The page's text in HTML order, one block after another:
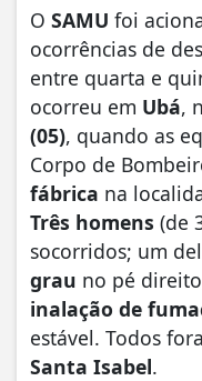
O SAMU foi
ocorrências de
entre quarta e
ocorreu em Ubá,
(05), quando as
Corpo de
fábrica na
Três homens (de
socorridos; um
grau no pé
inalação de
estável. Todos
Santa Isabel.